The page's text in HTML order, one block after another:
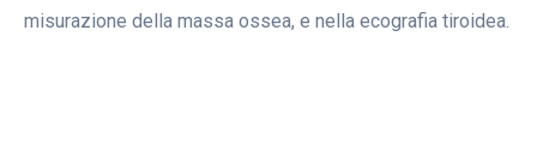
misurazione della massa ossea, e nella ecografia tiroidea.